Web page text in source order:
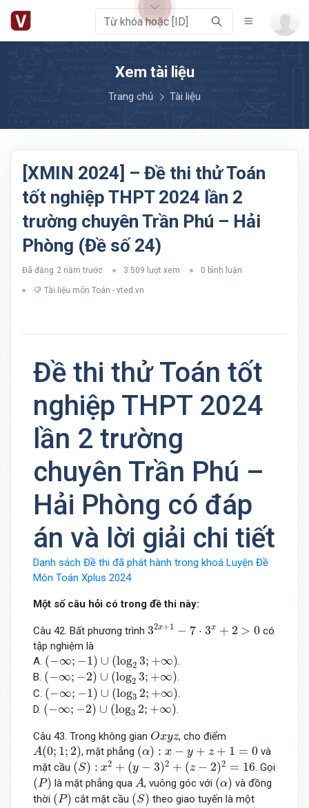
Xem tài liệu
Trang chủ Tài liệu
[XMIN 2024] – Đề thi thử Toán
tốt nghiệp THPT 2024 lần 2
trường chuyên Trần Phú – Hải
Phòng (Đề số 24)
Đã đăng 2 năm trước 3.509 lượt xem 0 bình luận
Tài liệu môn Toán - vted.vn
Đề thi thử Toán tốt
nghiệp THPT 2024
lần 2 trường
chuyên Trần Phú –
Hải Phòng có đáp
án và lời giải chi tiết
Danh sách Đề thi đã phát hành trong khoá Luyện Đề
Môn Toán Xplus 2024
Một số câu hỏi có trong đề thi này:
Câu 42. Bất phương trình 32x+1 − 7 ⋅ 3x + 2 > 0
32x + 7 x+ 0
có
tập nghiệm là
A. (−∞; −1) ∪ (log2 3; +∞)
( ∞;− )∪ ( log23 +∞ )
.
B. (−∞; −2) ∪ (log2 3; +∞)
(− ∞;− )∪ ( log23;+∞ )
.
C. (−∞; −1) ∪ (log3 2; +∞)
( − )∪ ( log3 2;+∞ )
D. (−∞; −2) ∪ (log3 2; +∞)
(− − )∪ ( log3 2;+∞ )
Câu 43. Trong không gian Oxyz
Ox , cho điểm
A(0; 1; 2)
A(0; 1; ) , mặt phẳng (α) : x − y + z + 1 = 0
(α ): −y + 1=
và
mặt cầu (S) : x2 + (y − 3)2 + (z − 2)2 = 16
(S):x2+(y−3 )2+(z− 2= 16
. Gọi
(P)
(P) là mặt phẳng qua A
A, vuông góc với (α)
(α ) và đồng
thời (P)
(P) cắt mặt cầu (S)
(S) theo giao tuyến là một